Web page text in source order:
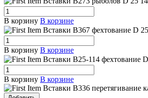
В корзину В корзине
Вставки B367 фехтование D 25
В корзину В корзине
Вставки B25-114 фехтование
В корзину В корзине
Вставки B336 перетягивание